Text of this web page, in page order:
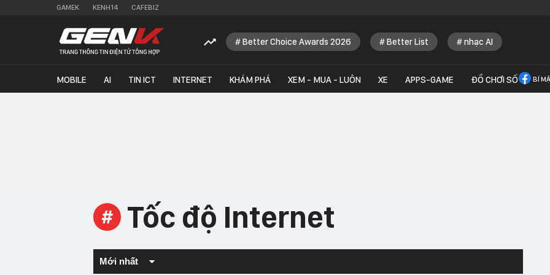
GAMEK KENH14 CAFEBIZ
Better Choice Awards 2026 Better List nhạc AI
MOBILE AI TIN ICT INTERNET KHÁM PHÁ XEM - MUA - LUÔN XE APPS-GAME ĐỒ CHƠI SỐ BÍ
# Tốc độ Internet
Mới nhất